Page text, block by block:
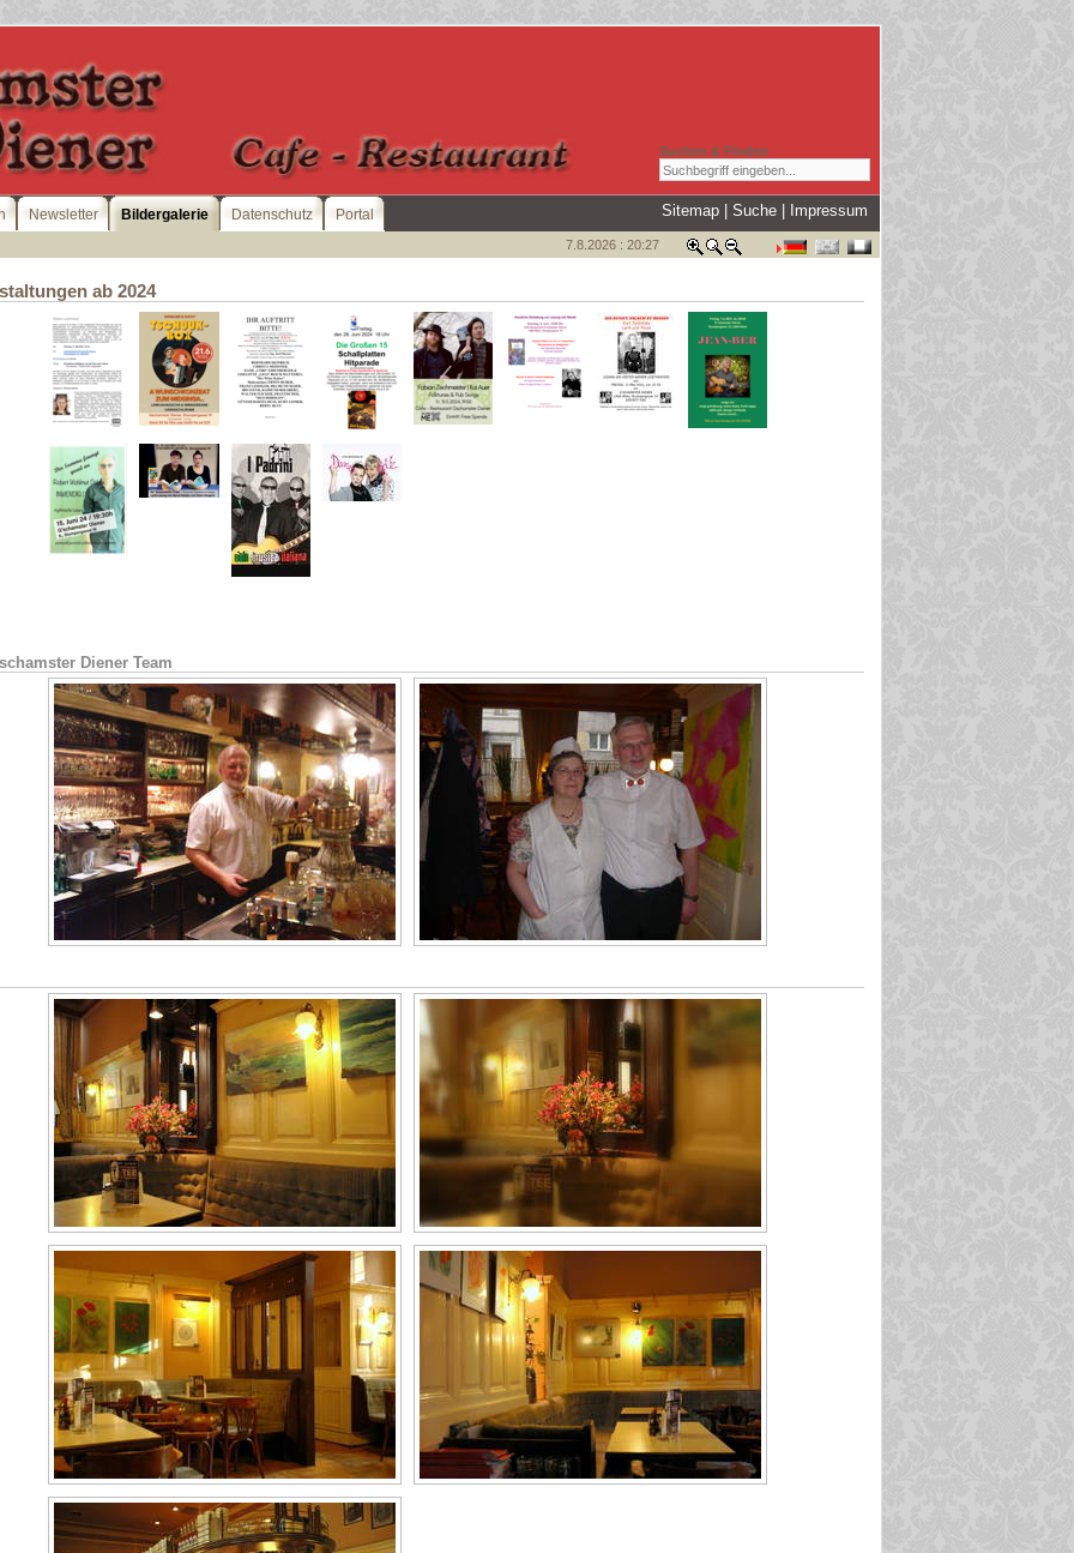
Suchen & Finden
Sitemap |Suche Impressum
Newsletter Bildergalerie Datenschutz Portal
7.8.2026 : 20:27
ab 2024
Diener Team